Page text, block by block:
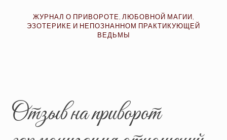
ЖУРНАЛ О ПРИВОРОТЕ, ЛЮБОВНОЙ МАГИИ,
ЭЗОТЕРИКЕ И НЕПОЗНАННОМ ПРАКТИКУЮЩЕЙ
ВЕДЬМЫ
Отзыв на приворот